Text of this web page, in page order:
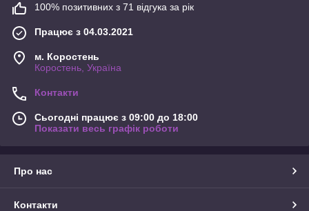
100% позитивних з 71 відгука за рік
Працює з 04.03.2021
м. Коростень
Коростень, Україна
Контакти
Сьогодні працює з 09:00 до 18:00
Показати весь графік роботи
Про нас
Контакти